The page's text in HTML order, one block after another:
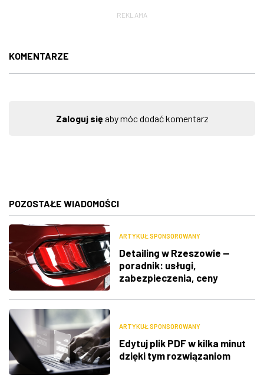
REKLAMA
KOMENTARZE
Zaloguj sięaby móc dodać komentarz
POZOSTAŁE WIADOMOŚCI
ARTYKUŁ SPONSOROWANY
Detailing w Rzeszowie —
poradnik: usługi,
zabezpieczenia, ceny
ARTYKUŁ SPONSOROWANY
Edytuj plik PDF w kilka minut
dzięki tym rozwiązaniom